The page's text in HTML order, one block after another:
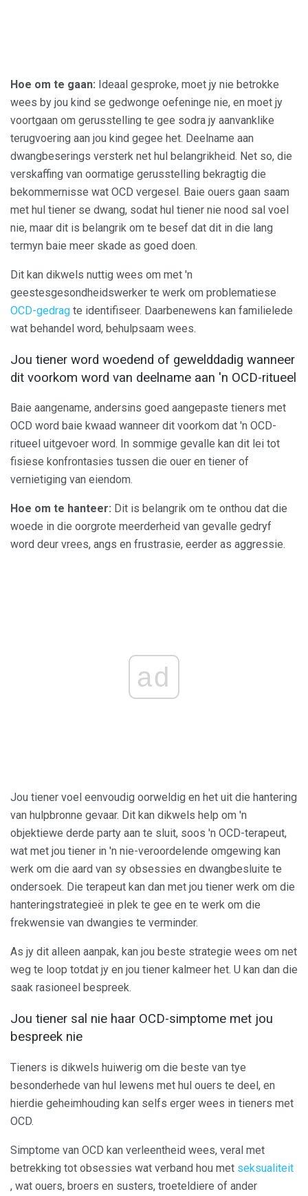
Hoe om te gaan: Ideaal gesproke, moet jy nie betrokke
wees by jou kind se gedwonge oefeninge nie, en moet jy
voortgaan om gerusstelling te gee sodra jy aanvanklike
terugvoering aan jou kind gegee het. Deelname aan
dwangbeserings versterk net hul belangrikheid. Net so, die
verskaffing van oormatige gerusstelling bekragtig die
bekommernisse wat OCD vergesel. Baie ouers gaan saam
met hul tiener se dwang, sodat hul tiener nie nood sal voel
nie, maar dit is belangrik om te besef dat dit in die lang
termyn baie meer skade as goed doen.
Dit kan dikwels nuttig wees om met 'n
geestesgesondheidswerker te werk om problematiese
OCD-gedrag te identifiseer. Daarbenewens kan familielede
wat behandel word, behulpsaam wees.
Jou tiener word woedend of gewelddadig wanneer
dit voorkom word van deelname aan 'n OCD-ritueel
Baie aangename, andersins goed aangepaste tieners met
OCD word baie kwaad wanneer dit voorkom dat 'n OCD-
ritueel uitgevoer word. In sommige gevalle kan dit lei tot
fisiese konfrontasies tussen die ouer en tiener of
vernietiging van eiendom.
Hoe om te hanteer: Dit is belangrik om te onthou dat die
woede in die oorgrote meerderheid van gevalle gedryf
word deur vrees, angs en frustrasie, eerder as aggressie.
ad
Jou tiener voel eenvoudig oorweldig en het uit die hantering
van hulpbronne gevaar. Dit kan dikwels help om 'n
objektiewe derde party aan te sluit, soos 'n OCD-terapeut,
wat met jou tiener in 'n nie-veroordelende omgewing kan
werk om die aard van sy obsessies en dwangbesluite te
ondersoek. Die terapeut kan dan met jou tiener werk om die
hanteringstrategieë in plek te gee en te werk om die
frekwensie van dwangies te verminder.
As jy dit alleen aanpak, kan jou beste strategie wees om net
weg te loop totdat jy en jou tiener kalmeer het. U kan dan die
saak rasioneel bespreek.
Jou tiener sal nie haar OCD-simptome met jou
bespreek nie
Tieners is dikwels huiwerig om die beste van tye
besonderhede van hul lewens met hul ouers te deel, en
hierdie geheimhouding kan selfs erger wees in tieners met
OCD.
Simptome van OCD kan verleentheid wees, veral met
betrekking tot obsessies wat verband hou met seksualiteit
, wat ouers, broers en susters, troeteldiere of ander